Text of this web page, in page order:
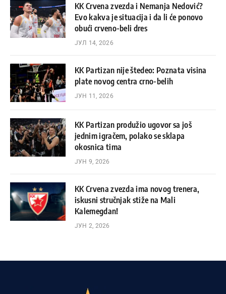
KK Crvena zvezda i Nemanja Nedović?
Evo kakva je situacija i da li će ponovo
obući crveno-beli dres
ЈУЛ 14, 2026
KK Partizan nije štedeo: Poznata visina
plate novog centra crno-belih
ЈУН 11, 2026
KK Partizan produžio ugovor sa još
jednim igračem, polako se sklapa
okosnica tima
ЈУН 9, 2026
KK Crvena zvezda ima novog trenera,
iskusni stručnjak stiže na Mali
Kalemegdan!
ЈУН 2, 2026